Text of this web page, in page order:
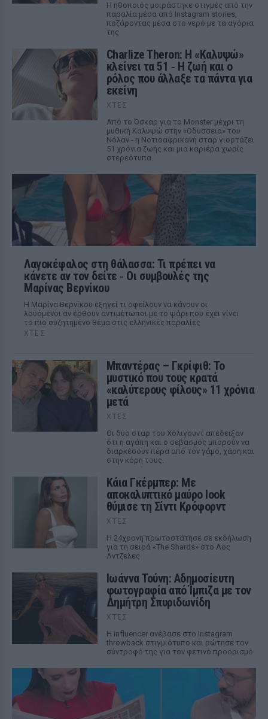
Η ηθοποιός μοιράστηκε στιγμές από την
παραλία μέσα από Instagram stories,
ποζάροντας μέσα στο νερό με τα αγόρια
της
Charlize Theron: Η «Καλυψώ»
κλείνει τα 51 ‑ H ζωή και ο
ρόλος που άλλαξε τα πάντα για
εκείνη
ΧΤΕΣ
Από το Όσκαρ για το Monster μέχρι τη
μυθική Καλυψώ στην «Οδύσσεια» του
Νόλαν - η Νοτιοαφρικανή σταρ γιορτάζει
51 χρόνια ζωής και μια καριέρα χωρίς
στερεότυπα.
Λαγοκέφαλος στη θάλασσα: Τι πρέπει να
κάνετε αν τον δείτε ‑ Οι συμβουλές της
Μαρίνας Βερνίκου
Η Μαρίνα Βερνίκου εξηγεί τι οφείλουν να κάνουν οι
λουόμενοι αν έρθουν αντιμέτωποι με το ψάρι που έχει γίνει
το πιο συζητημένο θέμα στις ελληνικές παραλίες
ΧΤΕΣ
Μπαντέρας – Γκρίφιθ: Το
μυστικό που τους κρατά
«καλύτερους φίλους» 11 χρόνια
μετά
ΧΤΕΣ
Οι δύο σταρ του Χόλιγουντ απέδειξαν
ότι η αγάπη και ο σεβασμός μπορούν να
διαρκέσουν πέρα από τον γάμο, χάρη και
στην κόρη τους.
Κάια Γκέρμπερ: Με
αποκαλυπτικό μαύρο look
θύμισε τη Σίντι Κρόφορντ
ΧΤΕΣ
Η 24χρονη πρωτοστάτησε σε εκδήλωση
για τη σειρά «The Shards» στο Λος
Αντζελες
Ιωάννα Τούνη: Αδημοσίευτη
φωτογραφία από Ίμπιζα με τον
Δημήτρη Σπυριδωνίδη
ΧΤΕΣ
Η influencer ανέβασε στο Instagram
throwback στιγμιότυπο και ρώτησε τον
σύντροφό της για τον φετινό προορισμό